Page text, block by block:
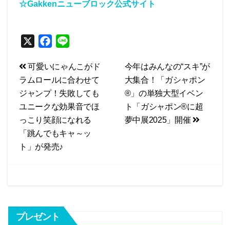
☆Gakkenニューブロック公式サイト
c
e
b
o
o
k
n
e
投
稿
ナ
ビ
ゲ
ン
今年はみんなの“スキ”が
大集合！「ガシャポン
®」の単独大型イベン
ト「ガシャポン®に超
夢中展2025」開催
可愛いにゃんこがド
ラムロールに合わせて
ジャンプ！失敗しても
ユニークな効果音でほ
っこり笑顔になれる
「跳んでもキャ～ッ
ト」が発売♪
プレゼント